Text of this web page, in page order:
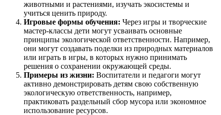
животными и растениями, изучать экосистемы и
учиться ценить природу.
Игровые формы обучения: Через игры и творческие
мастер-классы дети могут усваивать основные
принципы экологической ответственности. Например,
они могут создавать поделки из природных материалов
или играть в игры, в которых нужно принимать
решения о сохранении окружающей среды.
Примеры из жизни: Воспитатели и педагоги могут
активно демонстрировать детям свою собственную
экологическую ответственность, например,
практиковать раздельный сбор мусора или экономное
использование ресурсов.